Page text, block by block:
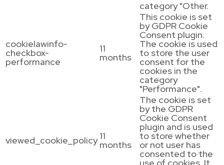
category "Other.
cookielawinfo-
checkbox-
performance
11
months
This cookie is set
by GDPR Cookie
Consent plugin.
The cookie is used
to store the user
consent for the
cookies in the
category
"Performance".
viewed_cookie_policy 11
months
The cookie is set
by the GDPR
Cookie Consent
plugin and is used
to store whether
or not user has
consented to the